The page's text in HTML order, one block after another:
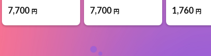
7,700 円 7,700 円 1,760 円